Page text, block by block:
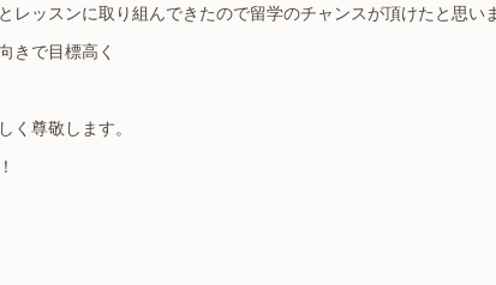
ッスンに取り組んできたので留学のチャンスが頂けたと思いま
きで目標高く
く尊敬します。